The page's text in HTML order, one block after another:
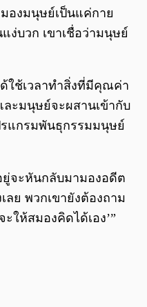
องมนุษย์เป็นแค่กาย
ง่บวก เขาเชื่อว่ามนุษย์
ใช้เวลาทำสิ่งที่มีคุณค่า
ะมนุษย์จะผสานเข้ากับ
แกรมพันธุกรรมมนุษย์
จะหันกลับมามองอดีต
ลย พวกเขายังต้องถาม
ให้สมองคิดได้เอง’”